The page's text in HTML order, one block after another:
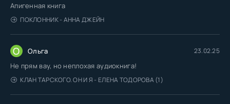
Апигенная книга
ПОКЛОННИК - АННА ДЖЕЙН
О Ольга 23.02.25
Не прям вау, но неплохая аудиокнига!
КЛАН ТАРСКОГО. ОН И Я - ЕЛЕНА ТОДОРОВА (1)